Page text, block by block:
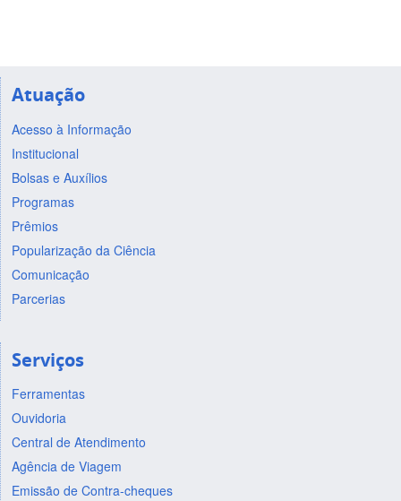
Atuação
Acesso à Informação
Institucional
Bolsas e Auxílios
Programas
Prêmios
Popularização da Ciência
Comunicação
Parcerias
Serviços
Ferramentas
Ouvidoria
Central de Atendimento
Agência de Viagem
Emissão de Contra-cheques